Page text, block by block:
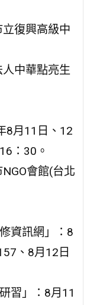
復興高級中
中華點亮生
8月11日、12
：30。
會館(台北
資訊網」：8
、8月12日
習」：8月11